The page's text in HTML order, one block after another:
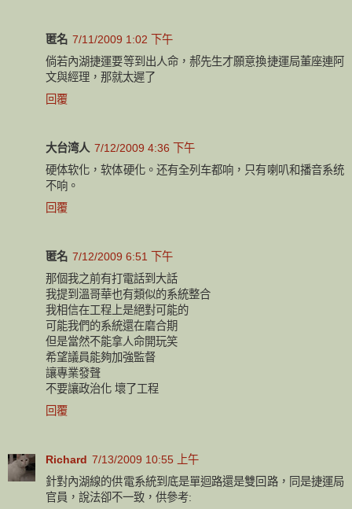
匿名 7/11/2009 1:02 下午
倘若內湖捷運要等到出人命，郝先生才願意換捷運局董座連阿
文與經理，那就太遲了
回覆
大台湾人 7/12/2009 4:36 下午
硬体软化，软体硬化。还有全列车都响，只有喇叭和播音系统
不响。
回覆
匿名 7/12/2009 6:51 下午
那個我之前有打電話到大話
我提到溫哥華也有類似的系統整合
我相信在工程上是絕對可能的
可能我們的系統還在磨合期
但是當然不能拿人命開玩笑
希望議員能夠加強監督
讓專業發聲
不要讓政治化 壞了工程
回覆
Richard 7/13/2009 10:55 上午
針對內湖線的供電系統到底是單迴路還是雙回路，同是捷運局
官員，說法卻不一致，供參考: